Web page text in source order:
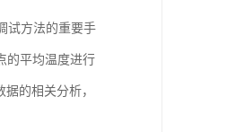
试方法的重要手
的平均温度进行
的相关分析，